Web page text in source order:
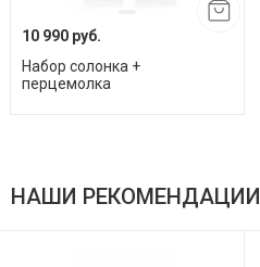
10 990 руб.
Набор солонка +
перцемолка
НАШИ РЕКОМЕНДАЦИИ